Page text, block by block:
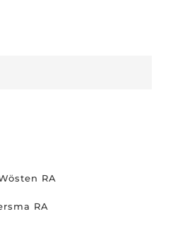
RA
RA